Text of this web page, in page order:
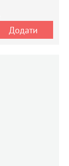
Додати